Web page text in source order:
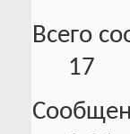
Всего
17